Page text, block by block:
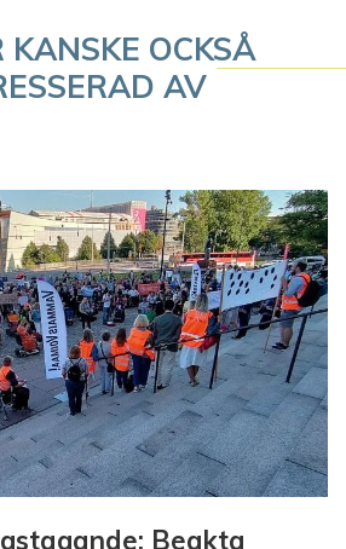
KANSKE OCKSÅ
AV
Beakta